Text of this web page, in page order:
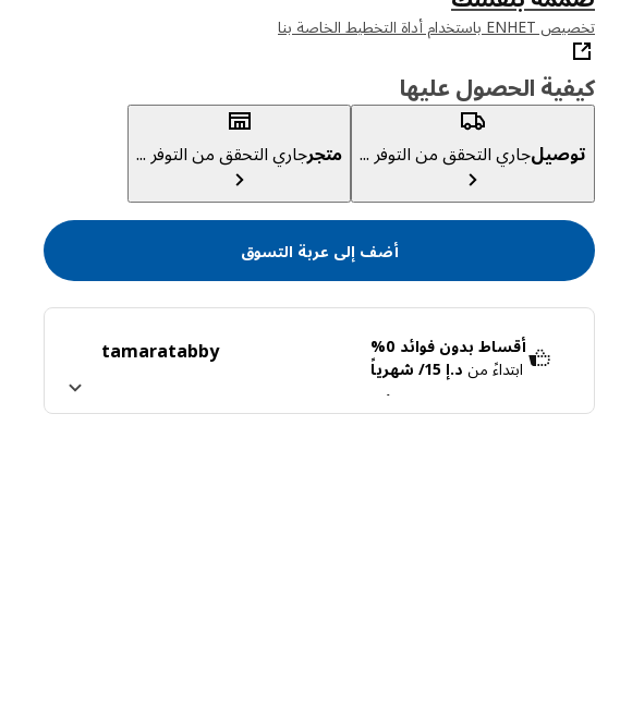
تخصيص ENHET باستخدام أداة التخطيط الخاصة بنا
كيفية الحصول عليها
توصيلجاري التحقق من التوفر ... متجرجاري التحقق من التوفر ...
أضف إلى عربة التسوق
أقساط بدون فوائد 0%
ابتداءً من د.إ 15/ شهرياً
tabby
tamara